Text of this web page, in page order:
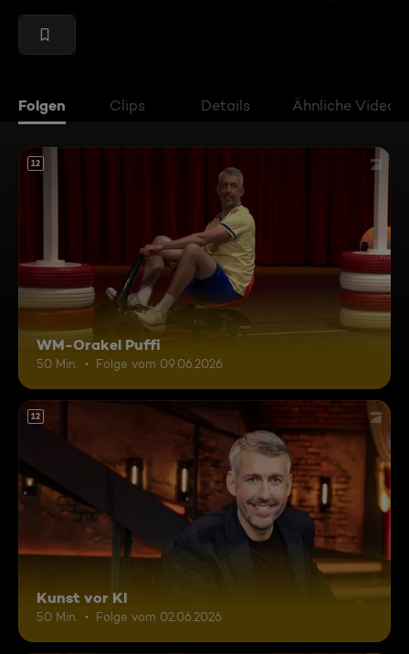
Folgen Clips Details Ähnliche Videos
12
WM-Orakel Puffi
50 Min. Folge vom 09.06.2026
12
Kunst vor KI
50 Min. Folge vom 02.06.2026